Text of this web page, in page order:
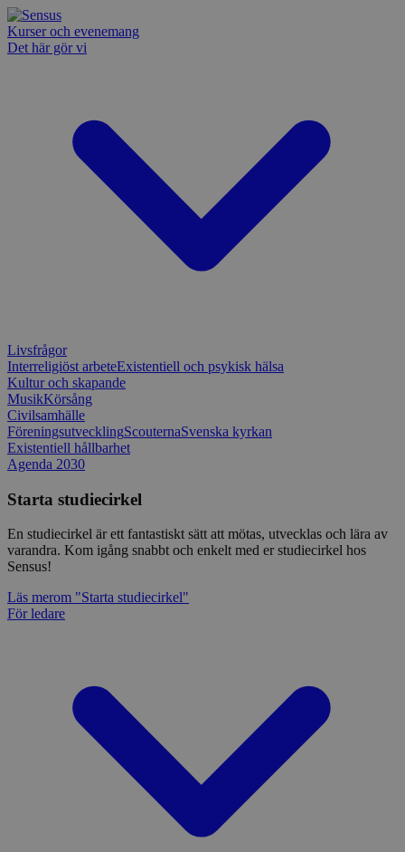
Kurser och evenemang
Det här gör vi
Livsfrågor
Interreligiöst arbeteExistentiell och psykisk hälsa
Kultur och skapande
MusikKörsång
Civilsamhälle
FöreningsutvecklingScouternaSvenska kyrkan
Existentiell hållbarhet
Agenda 2030
Starta studiecirkel
En studiecirkel är ett fantastiskt sätt att mötas, utvecklas och lära av
varandra. Kom igång snabbt och enkelt med er studiecirkel hos
Sensus!
Läs merom "Starta studiecirkel"
För ledare